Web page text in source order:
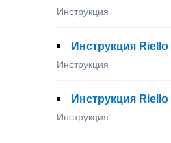
Инструкция
Инструкция Riello
Инструкция
Инструкция Riello
Инструкция